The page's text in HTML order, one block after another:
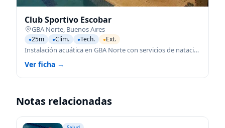
Club Sportivo Escobar
GBA Norte Buenos Aires
●25m ●Clim. ●Tech. ●Ext.
Instalación acuática en GBA Norte con servicios de natación para todas las edades.
Ver ficha →
Notas relacionadas